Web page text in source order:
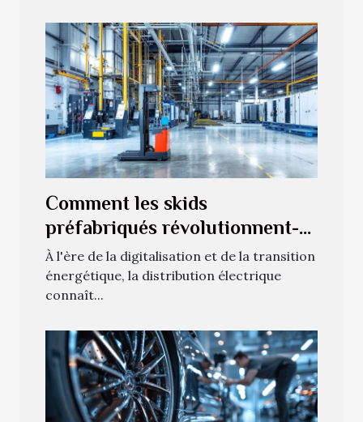
Comment les skids
préfabriqués révolutionnent-
ils la distribution électrique ?
À l'ère de la digitalisation et de la transition
énergétique, la distribution électrique
connaît...